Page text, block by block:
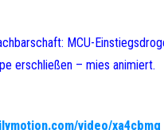
MCU-
erschließen – mies animiert.
video/xa4cbmg